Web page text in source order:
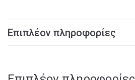
Επιπλέον πληροφορίες